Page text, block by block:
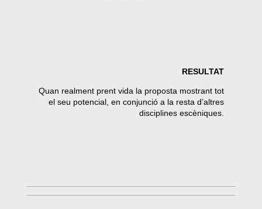
RESULTAT
Quan realment prent vida la proposta mostrant tot
el seu potencial, en conjunció a la resta d’altres
disciplines escèniques.